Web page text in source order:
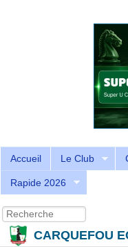
Accueil Le Club
Rapide 2026
Formulaire de
Recherche
CARQUEFOU